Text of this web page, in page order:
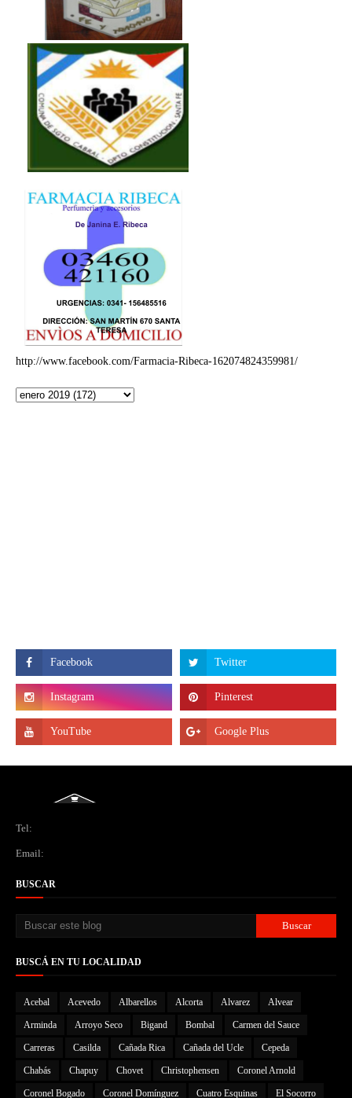
http://www.facebook.com/Farmacia-Ribeca-162074824359981/
Tel:
Email:
BUSCAR
BUSCÁ EN TU LOCALIDAD
Acebal Acevedo Albarellos Alcorta Alvarez Alvear
Arminda Arroyo Seco Bigand Bombal Carmen del Sauce
Carreras Casilda Cañada Rica Cañada del Ucle Cepeda
Chabás Chapuy Chovet Christophensen Coronel Arnold
Coronel Bogado Coronel Domínguez Cuatro Esquinas El Socorro